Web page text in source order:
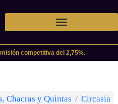
competitiva del 2,75%.
Chacras y Quintas
Circasia